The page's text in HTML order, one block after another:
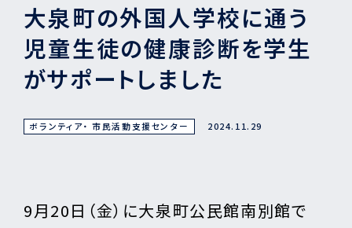
大泉町の外国人学校に通う
児童生徒の健康診断を学生
がサポートしました
ボランティア・ 市民活動支援センター 2024.11.29
9月20日（金）に大泉町公民館南別館で